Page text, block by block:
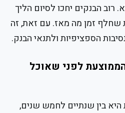
הבנקים יחכו לסיום הליך
שחלף זמן מה מאז. עם זאת, זה
הספציפיות ולתנאי הבנק.
לפני שאוכל
בין שנתיים לחמש שנים,